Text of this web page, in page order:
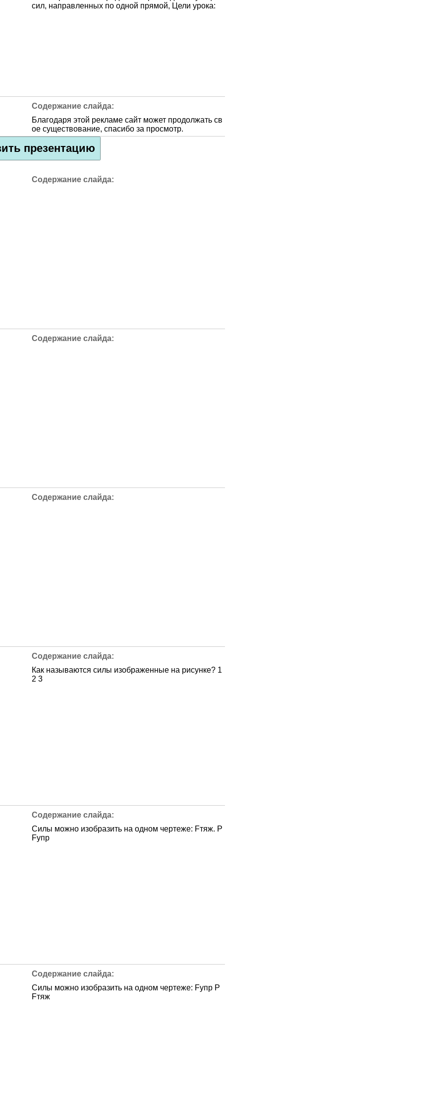
сил, направленных по одной прямой, Цели урока:
Благодаря этой рекламе сайт может продолжать св
ое существование, спасибо за просмотр.
презентацию
Как называются силы изображенные на рисунке? 1
2 3
Силы можно изобразить на одном чертеже: Fтяж. Р
Fупр
Силы можно изобразить на одном чертеже: Fупр Р
Fтяж